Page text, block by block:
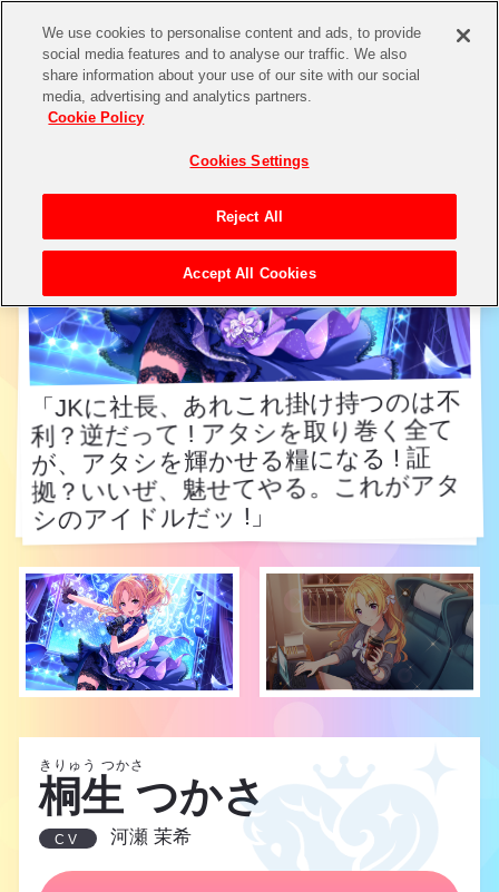
アイドル検索
「JKに社長、あれこれ掛け持つのは不
利？逆だって ! アタシを取り巻く全て
が、アタシを輝かせる糧になる ! 証
拠？いいぜ、魅せてやる。これがアタ
シのアイドルだッ !」
「JKに社長、あれこれ掛け持つのは不
利？逆だって ! アタシを取り巻く全て
が、アタシを輝かせる糧になる ! 証
拠？いいぜ、魅せてやる。これがアタ
シのアイドルだッ !」
きりゅう つかさ
桐生 つかさ
CV 河瀬 茉希
We use cookies to personalise content and ads, to provide
social media features and to analyse our traffic. We also
share information about your use of our site with our social
media, advertising and analytics partners.
Cookie Policy
Cookies Settings
Reject All
Accept All Cookies